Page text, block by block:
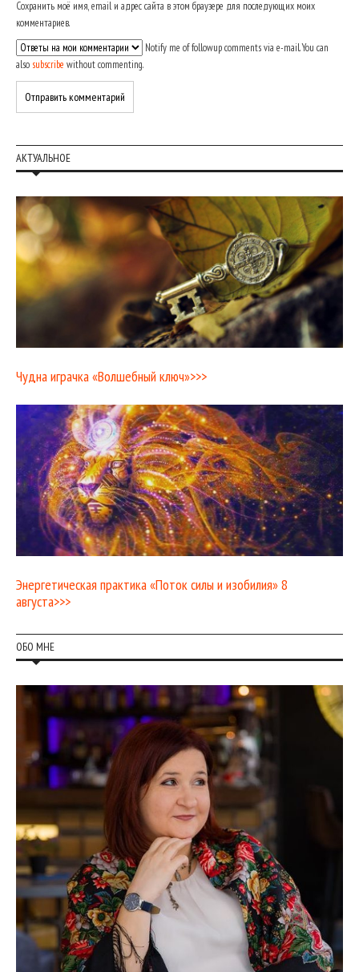
Сохранить моё имя, email и адрес сайта в этом браузере для последующих моих
комментариев.
Notify me of followup comments via e-mail. You can
also subscribe without commenting.
АКТУАЛЬНОЕ
Чудна играчка «Волшебный ключ»>>>
Энергетическая практика «Поток силы и изобилия» 8
августа>>>
ОБО МНЕ